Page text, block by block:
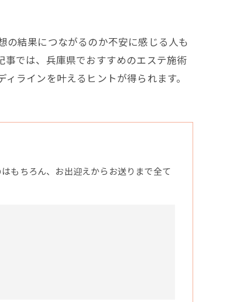
結果につながるのか不安に感じる人も
では、兵庫県でおすすめのエステ施術
ラインを叶えるヒントが得られます。
もちろん、お出迎えからお送りまで全て